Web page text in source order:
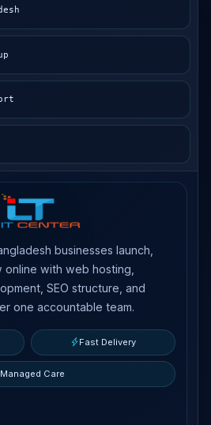
businesses launch,
with web hosting,
SEO structure, and
one accountable team.
Fast Delivery
Managed Care